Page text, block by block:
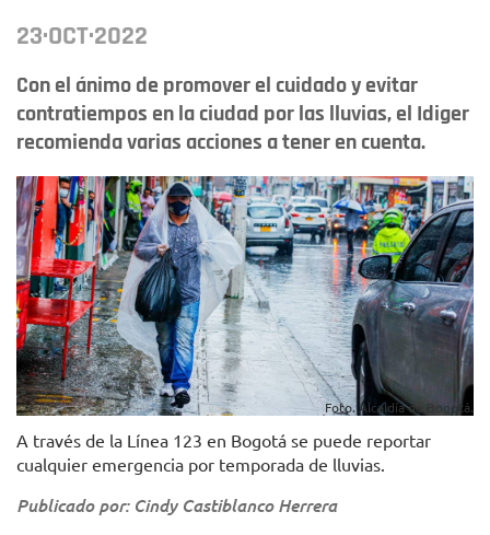
23·OCT·2022
Con el ánimo de promover el cuidado y evitar
contratiempos en la ciudad por las lluvias, el Idiger
recomienda varias acciones a tener en cuenta.
Foto. Alcaldía de Bogotá.
A través de la Línea 123 en Bogotá se puede reportar
cualquier emergencia por temporada de lluvias.
Publicado por: Cindy Castiblanco Herrera